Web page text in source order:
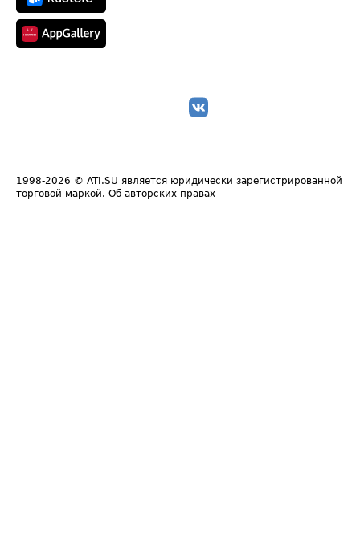
1998-2026 © ATI.SU является юридически зарегистрированной
торговой маркой. Об авторских правах